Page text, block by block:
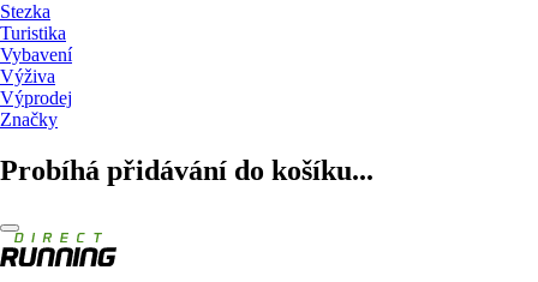
Stezka
Turistika
Vybavení
Výživa
Výprodej
Značky
Probíhá přidávání do košíku...